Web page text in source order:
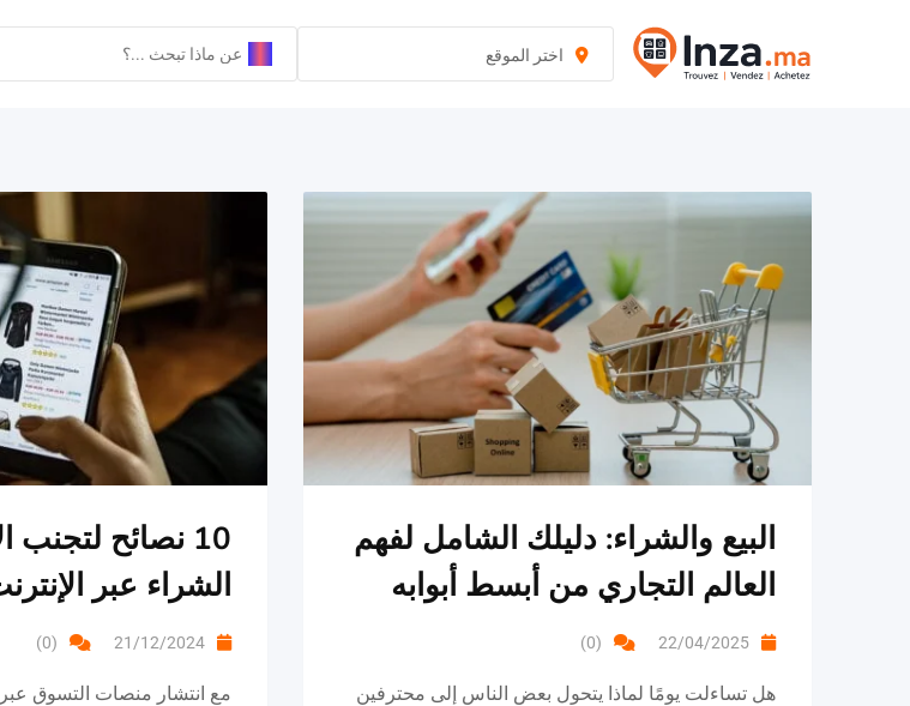
اختر الموقع
البيع والشراء: دليلك الشامل لفهم
العالم التجاري من أبسط أبوابه
22/04/2025
(0)
هل تساءلت يومًا لماذا يتحول بعض الناس إلى محترفين
10 نصائح لتجنب
الشراء عبر
21/12/2024
(0)
مع انتشار منصات التسوق